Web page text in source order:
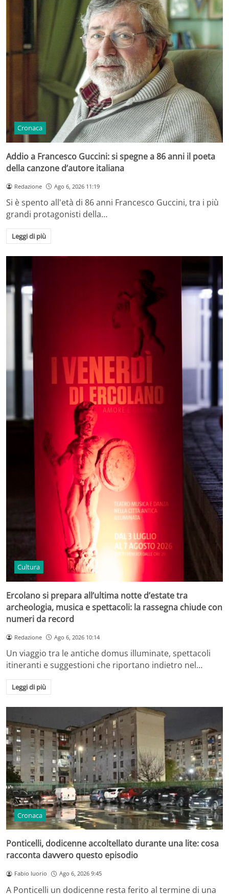
Cronaca
Addio a Francesco Guccini: si spegne a 86 anni il poeta
della canzone d’autore italiana
Redazione Ago 6, 2026 11:19
Si è spento all'età di 86 anni Francesco Guccini, tra i più
grandi protagonisti della…
Leggi di più
Cultura
Ercolano si prepara all’ultima notte d’estate tra
archeologia, musica e spettacoli: la rassegna chiude con
numeri da record
Redazione Ago 6, 2026 10:14
Un viaggio tra le antiche domus illuminate, spettacoli
itineranti e suggestioni che riportano indietro nel…
Leggi di più
Cronaca
Ponticelli, dodicenne accoltellato durante una lite: cosa
racconta davvero questo episodio
Fabio Iuorio Ago 6, 2026 9:45
A Ponticelli un dodicenne resta ferito al termine di una